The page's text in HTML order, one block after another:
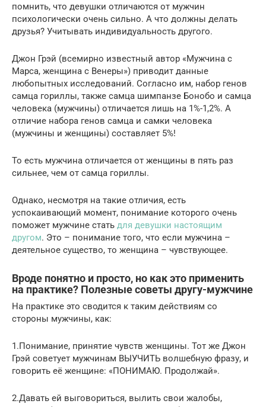
помнить, что девушки отличаются от мужчин
психологически очень сильно. А что должны делать
друзья? Учитывать индивидуальность другого.
Джон Грэй (всемирно известный автор «Мужчина с
Марса, женщина с Венеры») приводит данные
любопытных исследований. Согласно им, набор генов
самца гориллы, также самца шимпанзе Бонобо и самца
человека (мужчины) отличается лишь на 1%-1,2%. А
отличие набора генов самца и самки человека
(мужчины и женщины) составляет 5%!
То есть мужчина отличается от женщины в пять раз
сильнее, чем от самца гориллы.
Однако, несмотря на такие отличия, есть
успокаивающий момент, понимание которого очень
поможет мужчине стать для девушки настоящим
другом. Это – понимание того, что если мужчина –
деятельное существо, то женщина – чувствующее.
Вроде понятно и просто, но как это применить
на практике? Полезные советы другу-мужчине
На практике это сводится к таким действиям со
стороны мужчины, как:
1.Понимание, принятие чувств женщины. Тот же Джон
Грэй советует мужчинам ВЫУЧИТЬ волшебную фразу, и
говорить её женщине: «ПОНИМАЮ. Продолжай».
2.Давать ей выговориться, вылить свои жалобы,